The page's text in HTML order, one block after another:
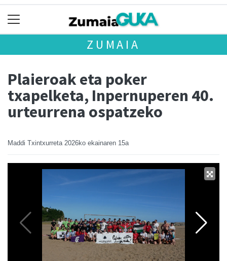
ZUMAIA
Plaieroak eta poker
txapelketa, Inpernuperen 40.
urteurrena ospatzeko
Maddi Txintxurreta 2026ko ekainaren 15a